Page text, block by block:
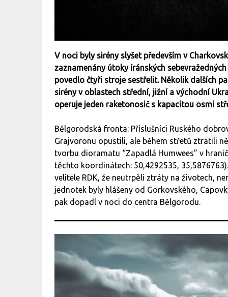
V noci byly sirény slyšet především v
zaznamenány útoky íránských
povedlo čtyři stroje sestřelit. Několik dalších
sirény v oblastech střední, jižní a východní
operuje jeden raketonosič s kapacitou osmi
Bělgorodská fronta: Příslušníci Ruského
Grajvoronu opustili, ale během střetů ztratili
tvorbu dioramatu “Zapadlá Humwees” v
těchto koordinátech: 50,4292535,
velitele RDK, že neutrpěli ztráty na životech,
jednotek byly hlášeny od Gorkovského,
pak dopadl v noci do centra Bělgorodu.